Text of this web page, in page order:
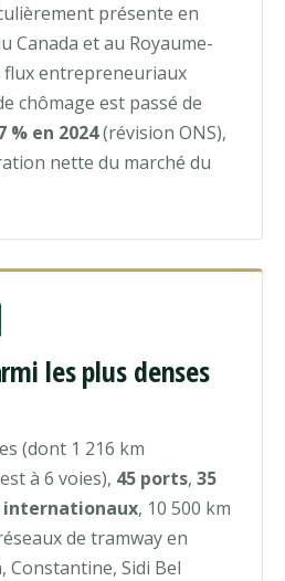
présente en
Canada et au Royaume-
entrepreneuriaux
chômage est passé de
% en 2024(révision ONS),
nette du marché du
les plus denses
(dont 1 216 km
à 6 voies), 45 ports, 35
internationaux, 10 500 km
de tramway en
Constantine, Sidi Bel